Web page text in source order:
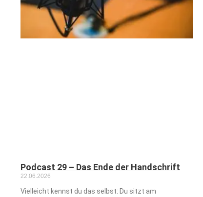
Podcast 29 – Das Ende der Handschrift
22.06.2026
Vielleicht kennst du das selbst: Du sitzt am